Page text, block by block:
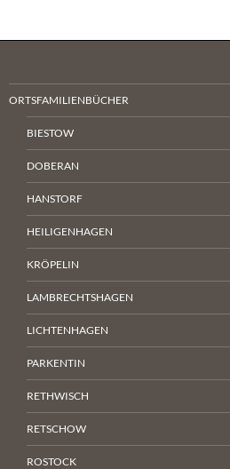
ORTSFAMILIENBÜCHER
BIESTOW
DOBERAN
HANSTORF
HEILIGENHAGEN
KRÖPELIN
LAMBRECHTSHAGEN
LICHTENHAGEN
PARKENTIN
RETHWISCH
RETSCHOW
ROSTOCK